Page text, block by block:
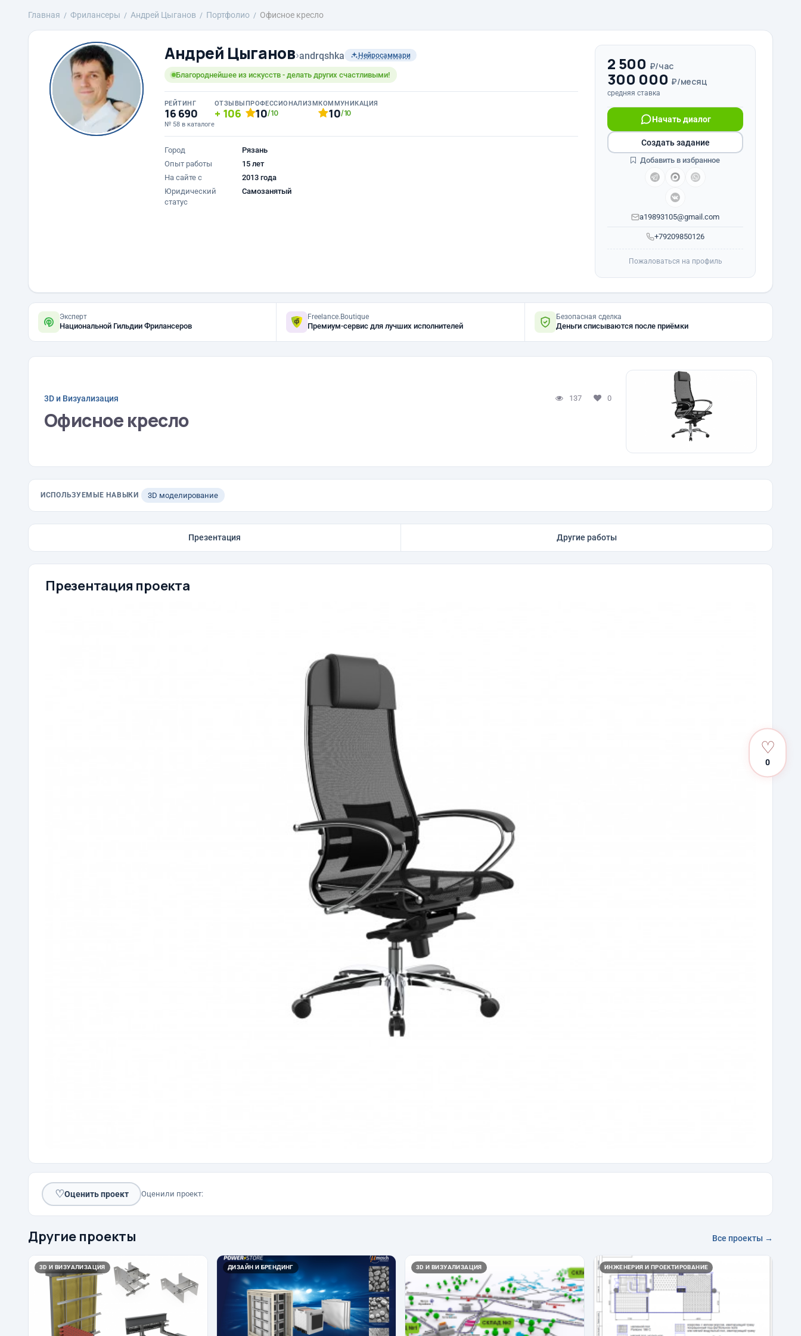
Главная Фрилансеры Андрей Цыганов Портфолио Офисное кресло
Андрей Цыганов›andrqshka Нейросаммари
Благороднейшее из искусств - делать других счастливыми!
РЕЙТИНГ
16 690
№ 58 в каталоге
ОТЗЫВЫ
106
ПРОФЕССИОНАЛИЗМ
10/10
КОММУНИКАЦИЯ
10/10
Город
Рязань
Опыт работы
15 лет
На сайте с
2013 года
Юридический
статус
Самозанятый
2 500 ₽/час
300 000 ₽/месяц
средняя ставка
+79209850126
Начать диалог
a19893105@gmail.com
Создать задание
Добавить в избранное
Пожаловаться на профиль
Эксперт
Национальной Гильдии Фрилансеров
Freelance.Boutique
Премиум-сервис для лучших исполнителей
Безопасная сделка
Деньги списываются после приёмки
3D и Визуализация 137 0
Офисное кресло
ИСПОЛЬЗУЕМЫЕ НАВЫКИ 3D моделирование
Презентация Другие работы
Презентация проекта
♡
0
♡Оценить проект Оценили проект:
Другие проекты Все проекты →
3D И ВИЗУАЛИЗАЦИЯ ДИЗАЙН И БРЕНДИНГ 3D И ВИЗУАЛИЗАЦИЯ ИНЖЕНЕРИЯ И ПРОЕКТИРОВАНИЕ